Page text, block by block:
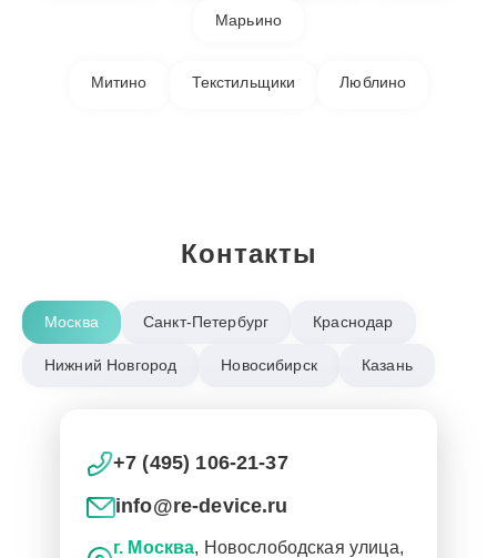
Марьино
Митино Текстильщики Люблино
Контакты
Москва Санкт-Петербург Краснодар
Нижний Новгород Новосибирск Казань
+7 (495) 106-21-37
info@re-device.ru
г. Москва, Новослободская улица,